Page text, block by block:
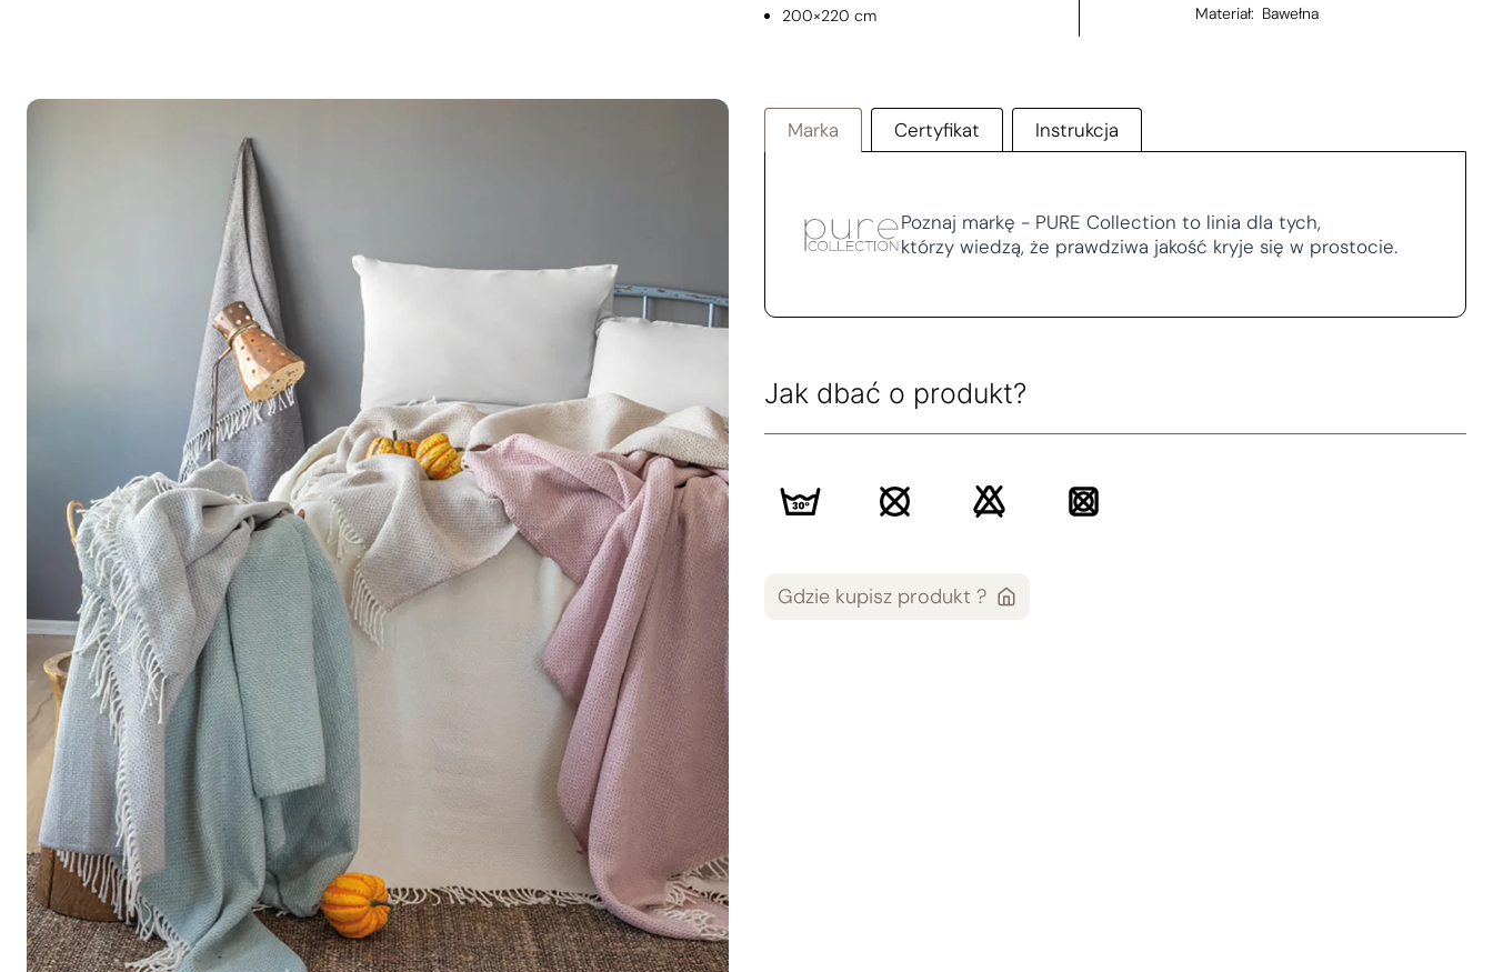
200×220 cm
Materiał: Bawełna
Marka Certyfikat Instrukcja
Poznaj markę - PURE Collection to linia dla tych,
którzy wiedzą, że prawdziwa jakość kryje się w prostocie.
Jak dbać o produkt?
Gdzie kupisz produkt ?